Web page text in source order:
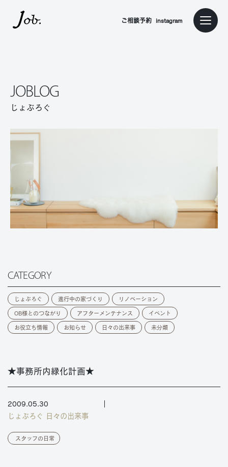
ご相談予約 instagram
メニュ
JOBLOG
じょぶろぐ
CATEGORY
じょぶろぐ 進行中の家づくり リノベーション
OB様とのつながり アフターメンテナンス イベント
お役立ち情報 お知らせ 日々の出来事 未分類
★事務所内緑化計画★
2009.05.30
じょぶろぐ 日々の出来事
スタッフの日常